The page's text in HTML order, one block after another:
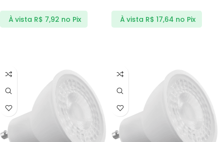
À vista R$ 7,92 no Pix À vista R$ 17,64 no Pix